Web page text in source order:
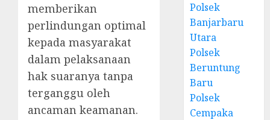
memberikan
perlindungan optimal
kepada masyarakat
dalam pelaksanaan
hak suaranya tanpa
terganggu oleh
ancaman keamanan.
Polsek
Banjarbaru
Utara
Polsek
Beruntung
Baru
Polsek
Cempaka